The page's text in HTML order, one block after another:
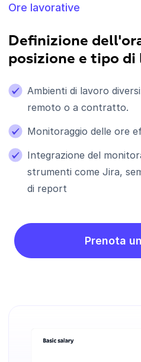
Ore lavorative
Definizione
posizione e tipo di
Ambienti di lavoro
remoto o a contratto.
Monitoraggio delle ore
Integrazione del
strumenti come Jira,
di report
Prenota